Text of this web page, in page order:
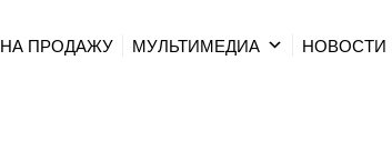
НА ПРОДАЖУ МУЛЬТИМЕДИА HОВОСТИ